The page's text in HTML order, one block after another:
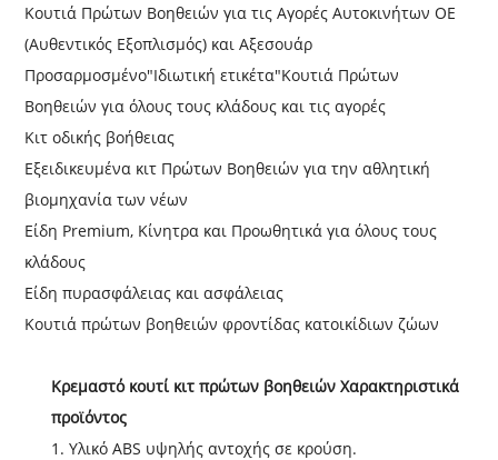
Κουτιά Πρώτων Βοηθειών για τις Αγορές Αυτοκινήτων ΟΕ
(Αυθεντικός Εξοπλισμός) και Αξεσουάρ
Προσαρμοσμένο"Ιδιωτική ετικέτα"Κουτιά Πρώτων
Βοηθειών για όλους τους κλάδους και τις αγορές
Κιτ οδικής βοήθειας
Εξειδικευμένα κιτ Πρώτων Βοηθειών για την αθλητική
βιομηχανία των νέων
Είδη Premium, Κίνητρα και Προωθητικά για όλους τους
κλάδους
Είδη πυρασφάλειας και ασφάλειας
Κουτιά πρώτων βοηθειών φροντίδας κατοικίδιων ζώων
Κρεμαστό κουτί κιτ πρώτων βοηθειών Χαρακτηριστικά
προϊόντος
1. Υλικό ABS υψηλής αντοχής σε κρούση.